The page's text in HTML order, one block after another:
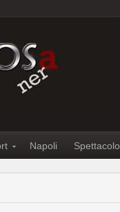
Napoli Spettacolo